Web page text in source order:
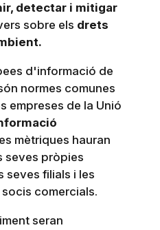
detectar i mitigar
sobre els drets
d'informació de
normes comunes
empreses de la Unió
mètriques hauran
seves pròpies
seves filials i les
comercials.
seran